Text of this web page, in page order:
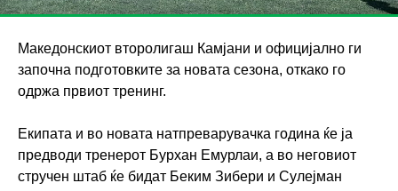
Македонскиот второлигаш Камјани и официјално ги
започна подготовките за новата сезона, откако го
одржа првиот тренинг.
Екипата и во новата натпреварувачка година ќе ја
предводи тренерот Бурхан Емурлаи, а во неговиот
стручен штаб ќе бидат Беким Зибери и Сулејман